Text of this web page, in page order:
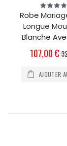
Évaluation:
100%
Robe
Longue
Blanche
Prix
Spécial
107,00 €
AJOUTER